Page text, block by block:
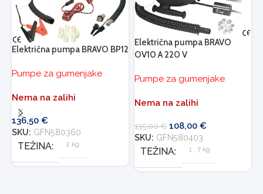
Električna pumpa BRAVO BP12
Pumpe za gumenjake
Nema na zalihi
136,50 €
SKU: GFN580360
TEŽINA 2 kg
Električna pumpa BRAVO
OV10 A 220 V
Pumpe za gumenjake
Nema na zalihi
135,00€ 108,00 €
SKU: GFN580403
TEŽINA 1 7 kg